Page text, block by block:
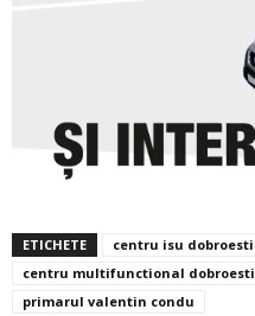
ETICHETE
centru isu dobroesti
centru multifunctional dobroesti
primarul valentin condu